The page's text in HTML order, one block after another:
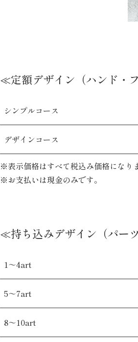
≪定額デザイン（ハンド・
シンプルコース
デザインコース
※表示価格はすべて税込み価格になり
※お支払いは現金のみです。
≪持ち込みデザイン（パー
1～4art
5～7art
8～10art